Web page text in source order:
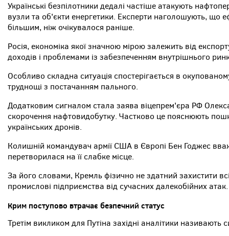
Українські безпілотники дедалі частіше атакують
вузли та об'єкти енергетики. Експерти наголошують, що
більшим, ніж очікувалося раніше.
Росія, економіка якої значною мірою залежить від
доходів і проблемами із забезпеченням внутрішнього
Особливо складна ситуація спостерігається в
труднощі з постачанням пального.
Додатковим сигналом стала заява віцепрем'єра РФ
скорочення нафтовидобутку. Частково це пояснюють
українських дронів.
Колишній командувач армії США в Європі Бен Годжес
перетворилася на її слабке місце.
За його словами, Кремль фізично не здатний захистити
промислові підприємства від сучасних далекобійних атак.
Крим поступово втрачає безпечний статус
Третім викликом для Путіна західні аналітики